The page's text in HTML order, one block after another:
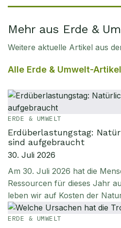
Mehr aus Erde &
Weitere aktuelle Artikel aus
Alle Erde & Umwelt-Artikel
ERDE & UMWELT
Erdüberlastungstag:
sind aufgebraucht
30. Juli 2026
Am 30. Juli 2026 hat die
Ressourcen für dieses Jahr
leben wir auf Kosten der
ERDE & UMWELT